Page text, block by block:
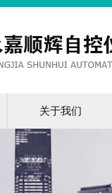
关于我们